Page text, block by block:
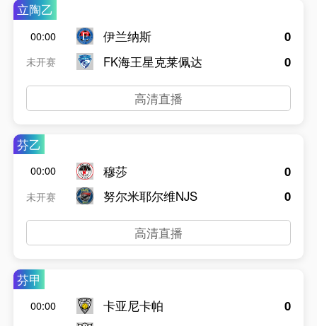
立陶乙
00:00
未开赛
伊兰纳斯
FK海王星克莱佩达
0
0
高清直播
芬乙
00:00
未开赛
穆莎
努尔米耶尔维NJS
0
0
高清直播
芬甲
00:00
卡亚尼卡帕
0